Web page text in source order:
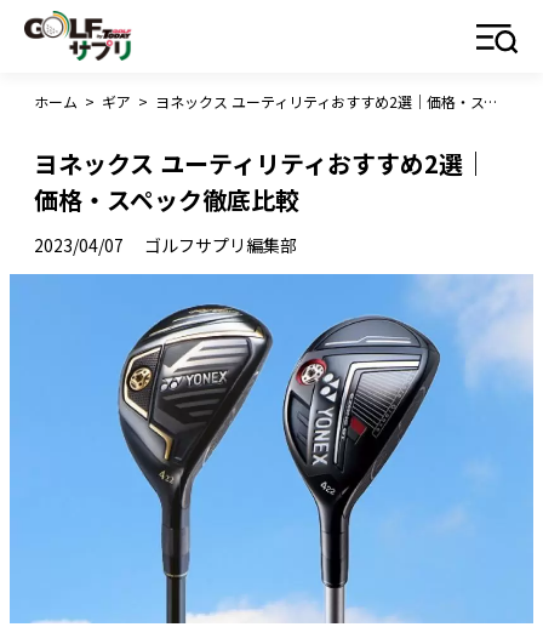
ホーム > ギア > ヨネックス ユーティリティおすすめ2選｜価格・スペック徹底比較
ヨネックス ユーティリティおすすめ2選｜
価格・スペック徹底比較
2023/04/07 ゴルフサプリ編集部